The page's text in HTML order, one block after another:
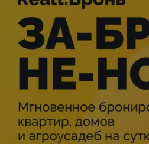
Скидка 25% на билет по
до 04.06.2026.
8 июня Smartpress.by
«Коллаборации: стратегия,
Будем говорить о
инструменте бизнеса: зачем
партнерства, где в них
распределяются роли и
юридические риски важно
дает союз результат или